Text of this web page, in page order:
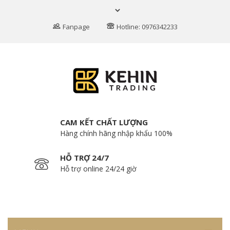
Fanpage Hotline: 0976342233
CAM KẾT CHẤT LƯỢNG
Hàng chính hãng nhập khẩu 100%
HỖ TRỢ 24/7
Hỗ trợ online 24/24 giờ